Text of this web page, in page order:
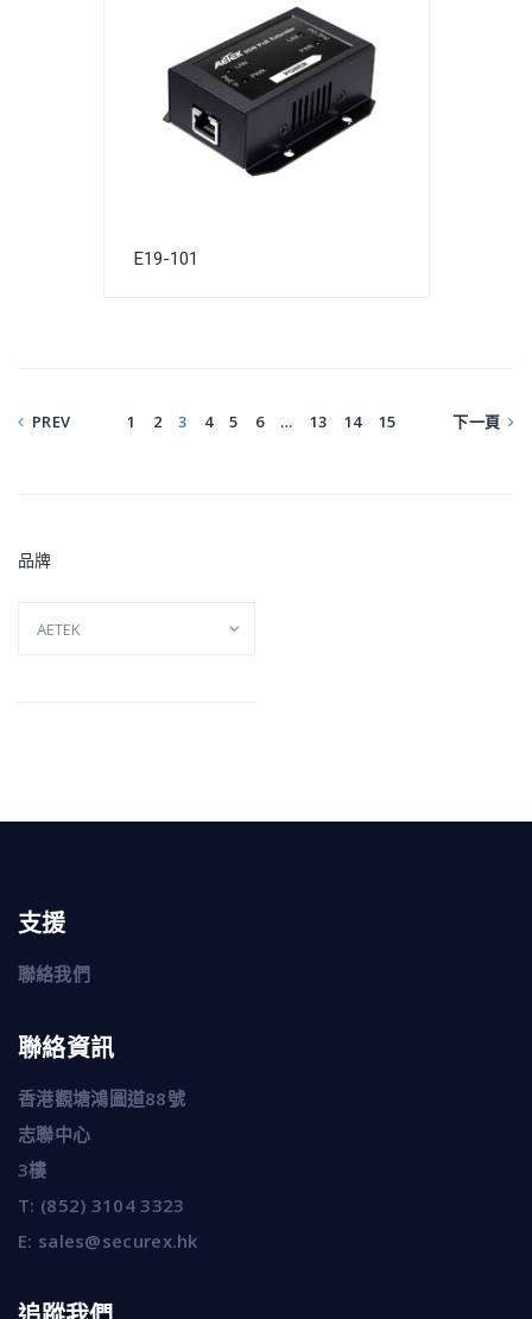
E19-101
PREV 1 2 3 4 5 6 … 13 14 15 下一頁
品牌
支援
聯絡我們
聯絡資訊
香港觀塘鴻圖道88號
志聯中心
3樓
T: (852) 3104 3323
E: sales@securex.hk